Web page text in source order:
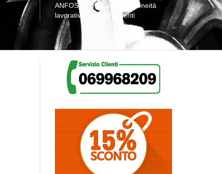
ANFOS» Formazione
» Idoneità
lavorative per i dipendenti